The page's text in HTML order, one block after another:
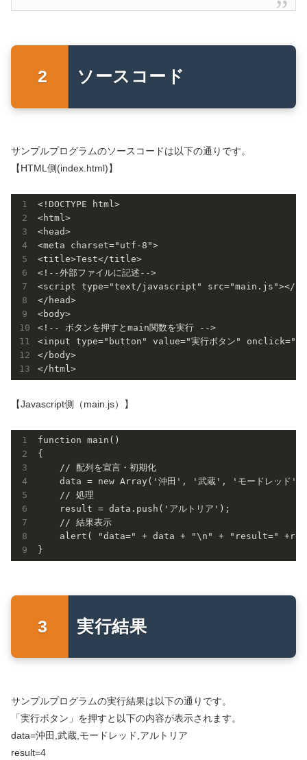
ソースコード
サンプルプログラムのソースコードは以下の通りです。
【HTML側(index.html)】
<!DOCTYPE html>
<html>
<head>
<meta charset="utf-8">
<title>Test</title>
<!--外部ファイルに記述-->
<script type="text/javascript" src="main.js"></
</head>
<body>
<!-- ボタンを押すとmain関数を実行 -->
<input type="button" value="実行ボタン"
</body>
【Javascript側（main.js）】
function main()
{
    // 配列を宣言・初期化
    data = new Array('沖田', '武蔵', 'モードレッド');
    // 処理
    result = data.push('アルトリア');
    // 結果表示
alert( "data=" + data + "\n" + "result="
実行結果
サンプルプログラムの実行結果は以下の通りです。
「実行ボタン」を押すと以下の内容が表示されます。
data=沖田,武蔵,モードレッド,アルトリア
result=4